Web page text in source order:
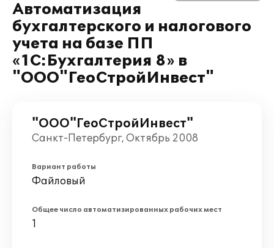
Автоматизация
бухгалтерского и налогового
учета на базе ПП
«1С:Бухгалтерия 8» в
"ООО"ГеоСтройИнвест"
"ООО"ГеоСтройИнвест"
Санкт-Петербург, Октябрь 2008
Вариант работы
Файловый
Общее число автоматизированных рабочих мест
1